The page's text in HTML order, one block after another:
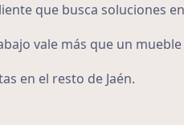
que busca soluciones
vale más que un
en el resto de Jaén.